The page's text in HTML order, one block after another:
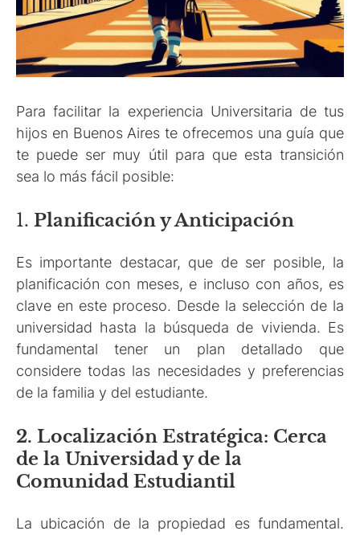
Para facilitar la experiencia Universitaria de tus
hijos en Buenos Aires te ofrecemos una guía que
te puede ser muy útil para que esta transición
sea lo más fácil posible:
1. Planificación y Anticipación
Es importante destacar, que de ser posible, la
planificación con meses, e incluso con años, es
clave en este proceso. Desde la selección de la
universidad hasta la búsqueda de vivienda. Es
fundamental tener un plan detallado que
considere todas las necesidades y preferencias
de la familia y del estudiante.
2. Localización Estratégica: Cerca
de la Universidad y de la
Comunidad Estudiantil
La ubicación de la propiedad es fundamental.